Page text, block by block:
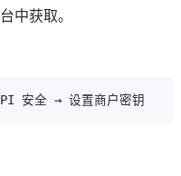
中获取。